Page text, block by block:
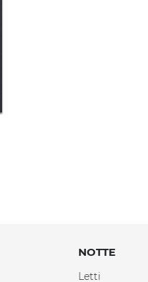
NOTTE
Letti